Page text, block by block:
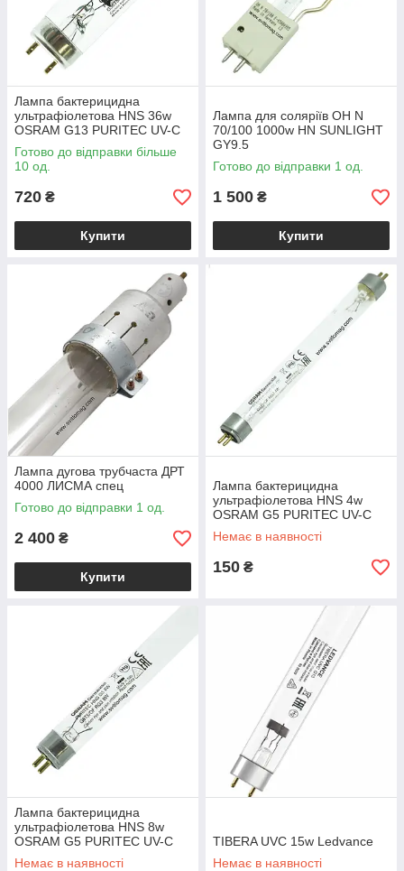
Лампа бактерицидна
ультрафіолетова HNS 36w
OSRAM G13 PURITEC UV-C
T8
Готово до відправки більше
10 од.
720 ₴
Купити
Лампа для соляріїв OH N
70/100 1000w HN SUNLIGHT
GY9.5
Готово до відправки 1 од.
1 500 ₴
Купити
Лампа дугова трубчаста ДРТ
4000 ЛИСМА спец
Готово до відправки 1 од.
2 400 ₴
Купити
Лампа бактерицидна
ультрафіолетова HNS 4w
OSRAM G5 PURITEC UV-C
T5
Немає в наявності
150 ₴
Лампа бактерицидна
ультрафіолетова HNS 8w
OSRAM G5 PURITEC UV-C
T5
Немає в наявності
TIBERA UVC 15w Ledvance
Немає в наявності